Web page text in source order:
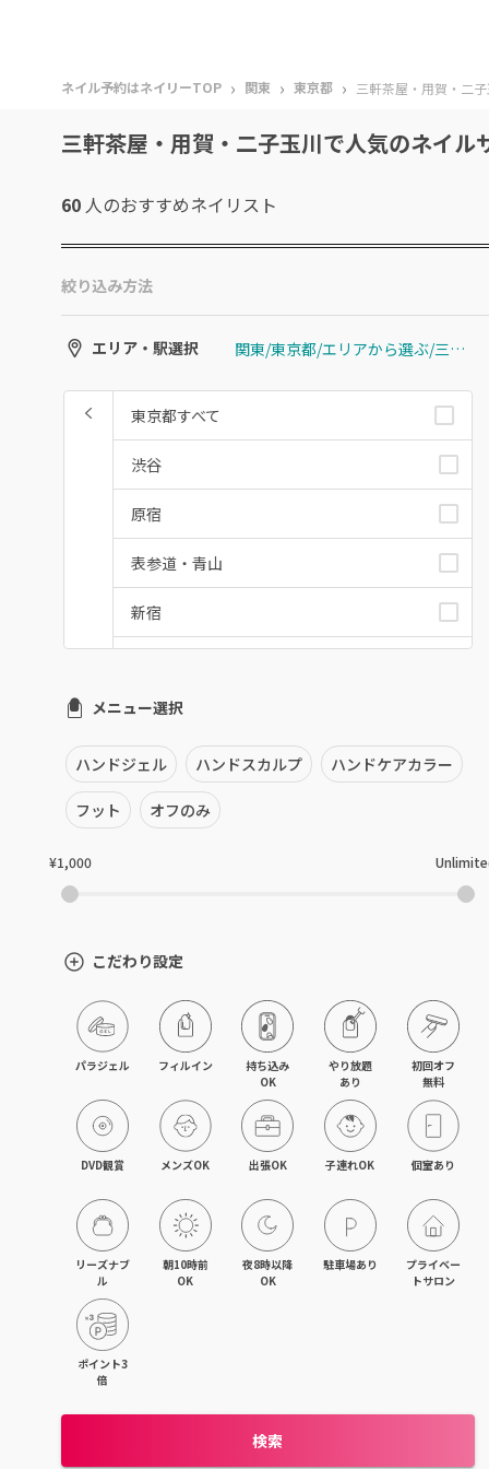
ネイル予約はネイリーTOP › 関東 › 東京都 › 三軒茶屋・用賀・二
三軒茶屋・用賀・二子玉川で人気のネイル
60 人のおすすめネイリスト
絞り込み方法
エリア・駅選択 関東/東京都/エリアから選ぶ/三軒茶屋・用賀・二子玉川
東京都すべて
渋谷
原宿
表参道・青山
新宿
銀座・新橋・有楽町
恵比寿・代官山・中目黒
自由が丘・学芸大学
下北沢・代々木上原
目黒・戸越・武蔵小山
北千住・町屋・亀有
錦糸町・小岩・青砥
吉祥寺・荻窪・三鷹
立川・国立・国分寺
八王子・日野・昭島
日暮里・駒込・千駄木
メニュー選択
ハンドジェル ハンドスカルプ ハンドケアカラー
フット オフのみ
¥1,000
こだわり設定
パラジェル フィルイン
持ち込み
OK
やり放題
あり
初回オフ
無料
DVD観賞 メンズOK 出張OK 子連れOK 個室あり
リーズナブ
ル
朝10時前
OK
夜8時以降
OK
駐車場あり
プライベー
トサロン
ポイント3
倍
検索